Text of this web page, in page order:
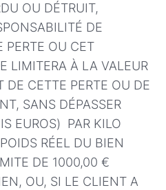
OU DÉTRUIT,
DE
PERTE OU CET
LIMITERA À LA VALEUR
DE CETTE PERTE OU DE
SANS DÉPASSER
EUROS) PAR KILO
RÉEL DU BIEN
DE 1000,00 €
OU, SI LE CLIENT A